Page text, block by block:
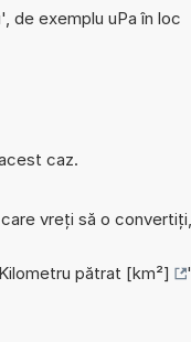
de exemplu uPa în loc
caz.
vreți să o convertiți,
Kilometru pătrat [km²]
'